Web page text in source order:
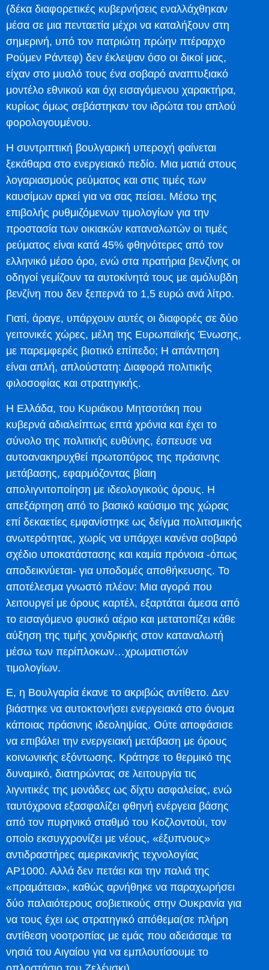
(δέκα διαφορετικές κυβερνήσεις εναλλάχθηκαν
μέσα σε μια πενταετία μέχρι να καταλήξουν στη
σημερινή, υπό τον πατριώτη πρώην πτέραρχο
Ρούμεν Ράντεφ) δεν έκλεψαν όσο οι δικοί μας,
είχαν στο μυαλό τους ένα σοβαρό αναπτυξιακό
μοντέλο εθνικού και όχι εισαγόμενου χαρακτήρα,
κυρίως όμως σεβάστηκαν τον ιδρώτα του απλού
φορολογουμένου.
Η συντριπτική βουλγαρική υπεροχή φαίνεται
ξεκάθαρα στο ενεργειακό πεδίο. Μια ματιά στους
λογαριασμούς ρεύματος και στις τιμές των
καυσίμων αρκεί για να σας πείσει. Μέσω της
επιβολής ρυθμιζόμενων τιμολογίων για την
προστασία των οικιακών καταναλωτών οι τιμές
ρεύματος είναι κατά 45% φθηνότερες από τον
ελληνικό μέσο όρο, ενώ στα πρατήρια βενζίνης οι
οδηγοί γεμίζουν τα αυτοκίνητά τους με αμόλυβδη
βενζίνη που δεν ξεπερνά το 1,5 ευρώ ανά λίτρο.
Γιατί, άραγε, υπάρχουν αυτές οι διαφορές σε δύο
γειτονικές χώρες, μέλη της Ευρωπαϊκής Ένωσης,
με παρεμφερές βιοτικό επίπεδο; Η απάντηση
είναι απλή, απλούστατη: Διαφορά πολιτικής
φιλοσοφίας και στρατηγικής.
Η Ελλάδα, του Κυριάκου Μητσοτάκη που
κυβερνά αδιαλείπτως επτά χρόνια και έχει το
σύνολο της πολιτικής ευθύνης, έσπευσε να
αυτοανακηρυχθεί πρωτοπόρος της πράσινης
μετάβασης, εφαρμόζοντας βίαιη
απολιγνιτοποίηση με ιδεολογικούς όρους. Η
απεξάρτηση από το βασικό καύσιμο της χώρας
επί δεκαετίες εμφανίστηκε ως δείγμα πολιτισμικής
ανωτερότητας, χωρίς να υπάρχει κανένα σοβαρό
σχέδιο υποκατάστασης και καμία πρόνοια -όπως
αποδεικνύεται- για υποδομές αποθήκευσης. Το
αποτέλεσμα γνωστό πλέον: Μια αγορά που
λειτουργεί με όρους καρτέλ, εξαρτάται άμεσα από
το εισαγόμενο φυσικό αέριο και μετατοπίζει κάθε
αύξηση της τιμής χονδρικής στον καταναλωτή
μέσω των περίπλοκων…χρωματιστών
τιμολογίων.
Ε, η Βουλγαρία έκανε το ακριβώς αντίθετο. Δεν
βιάστηκε να αυτοκτονήσει ενεργειακά στο όνομα
κάποιας πράσινης ιδεοληψίας. Ούτε αποφάσισε
να επιβάλει την ενεργειακή μετάβαση με όρους
κοινωνικής εξόντωσης. Κράτησε το θερμικό της
δυναμικό, διατηρώντας σε λειτουργία τις
λιγνιτικές της μονάδες ως δίχτυ ασφαλείας, ενώ
ταυτόχρονα εξασφαλίζει φθηνή ενέργεια βάσης
από τον πυρηνικό σταθμό του Κοζλοντούι, τον
οποίο εκσυγχρονίζει με νέους, «έξυπνους»
αντιδραστήρες αμερικανικής τεχνολογίας
ΑΡ1000. Αλλά δεν πετάει και την παλιά της
«πραμάτεια», καθώς αρνήθηκε να παραχωρήσει
δύο παλαιότερους σοβιετικούς στην Ουκρανία για
να τους έχει ως στρατηγικό απόθεμα(σε πλήρη
αντίθεση νοοτροπίας με εμάς που αδειάσαμε τα
νησιά του Αιγαίου για να εμπλουτίσουμε το